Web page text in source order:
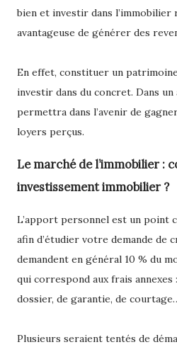
bien et investir dans l’immobilier
avantageuse de générer des
En effet, constituer un
investir dans du concret. Dans
permettra dans l’avenir de
loyers perçus.
Le marché de l’immobilier :
investissement immobilier ?
L’apport personnel est un point
afin d’étudier votre demande de
demandent en général 10 % du
qui correspond aux frais
dossier, de garantie, de
Plusieurs seraient tentés de